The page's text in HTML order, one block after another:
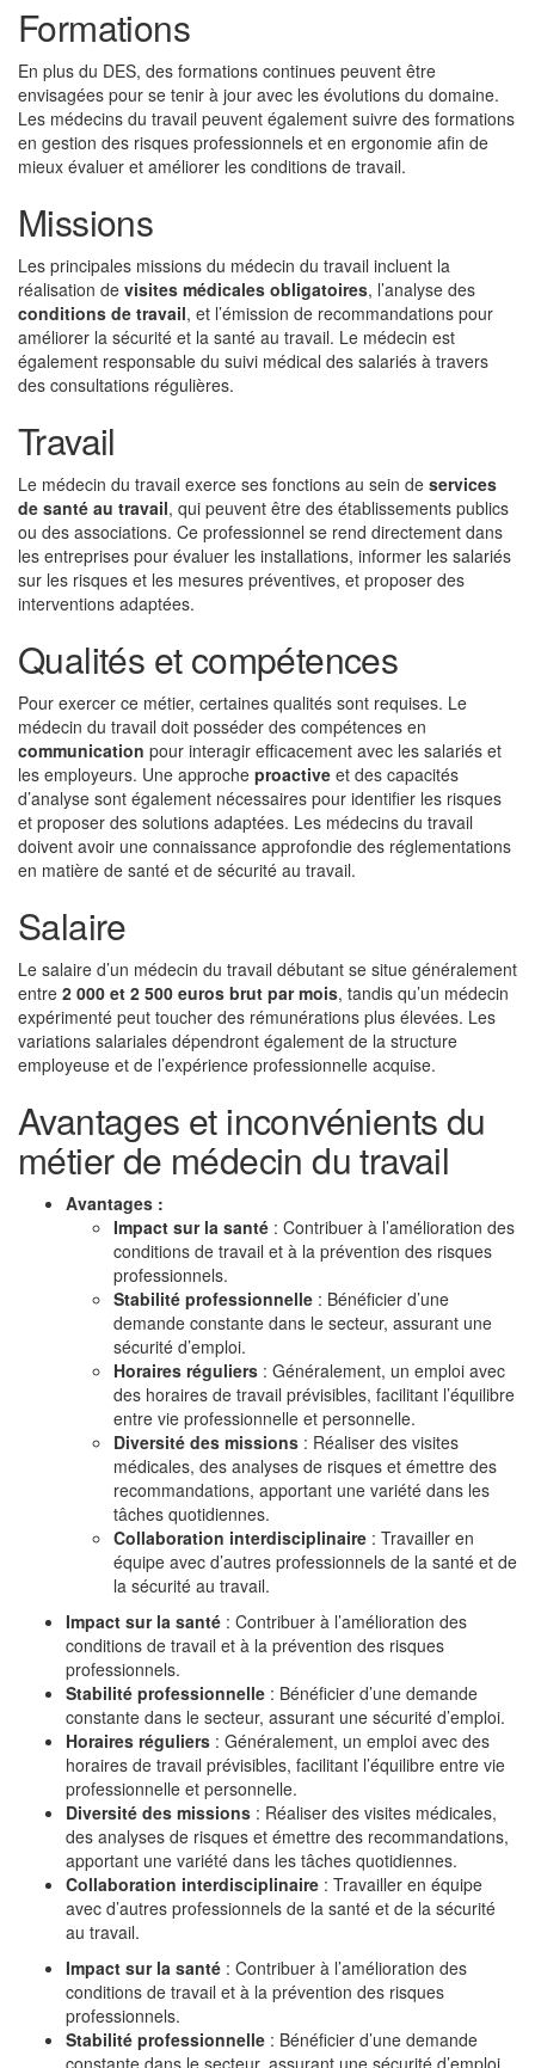
Formations
En plus du DES, des formations continues peuvent être
envisagées pour se tenir à jour avec les évolutions du domaine.
Les médecins du travail peuvent également suivre des formations
en gestion des risques professionnels et en ergonomie afin de
mieux évaluer et améliorer les conditions de travail.
Missions
Les principales missions du médecin du travail incluent la
réalisation de visites médicales obligatoires, l’analyse des
conditions de travail, et l’émission de recommandations pour
améliorer la sécurité et la santé au travail. Le médecin est
également responsable du suivi médical des salariés à travers
des consultations régulières.
Travail
Le médecin du travail exerce ses fonctions au sein de services
de santé au travail, qui peuvent être des établissements publics
ou des associations. Ce professionnel se rend directement dans
les entreprises pour évaluer les installations, informer les salariés
sur les risques et les mesures préventives, et proposer des
interventions adaptées.
Qualités et compétences
Pour exercer ce métier, certaines qualités sont requises. Le
médecin du travail doit posséder des compétences en
communication pour interagir efficacement avec les salariés et
les employeurs. Une approche proactive et des capacités
d’analyse sont également nécessaires pour identifier les risques
et proposer des solutions adaptées. Les médecins du travail
doivent avoir une connaissance approfondie des réglementations
en matière de santé et de sécurité au travail.
Salaire
Le salaire d’un médecin du travail débutant se situe généralement
entre 2 000 et 2 500 euros brut par mois, tandis qu’un médecin
expérimenté peut toucher des rémunérations plus élevées. Les
variations salariales dépendront également de la structure
employeuse et de l’expérience professionnelle acquise.
Avantages et inconvénients du
métier de médecin du travail
Avantages :
Impact sur la santé : Contribuer à l’amélioration des
conditions de travail et à la prévention des risques
professionnels.
Stabilité professionnelle : Bénéficier d’une
demande constante dans le secteur, assurant une
sécurité d’emploi.
Horaires réguliers : Généralement, un emploi avec
des horaires de travail prévisibles, facilitant l’équilibre
entre vie professionnelle et personnelle.
Diversité des missions : Réaliser des visites
médicales, des analyses de risques et émettre des
recommandations, apportant une variété dans les
tâches quotidiennes.
Collaboration interdisciplinaire : Travailler en
équipe avec d’autres professionnels de la santé et de
la sécurité au travail.
Impact sur la santé : Contribuer à l’amélioration des
conditions de travail et à la prévention des risques
professionnels.
Stabilité professionnelle : Bénéficier d’une demande
constante dans le secteur, assurant une sécurité d’emploi.
Horaires réguliers : Généralement, un emploi avec des
horaires de travail prévisibles, facilitant l’équilibre entre vie
professionnelle et personnelle.
Diversité des missions : Réaliser des visites médicales,
des analyses de risques et émettre des recommandations,
apportant une variété dans les tâches quotidiennes.
Collaboration interdisciplinaire : Travailler en équipe
avec d’autres professionnels de la santé et de la sécurité
au travail.
Impact sur la santé : Contribuer à l’amélioration des
conditions de travail et à la prévention des risques
professionnels.
Stabilité professionnelle : Bénéficier d’une demande
constante dans le secteur, assurant une sécurité d’emploi.